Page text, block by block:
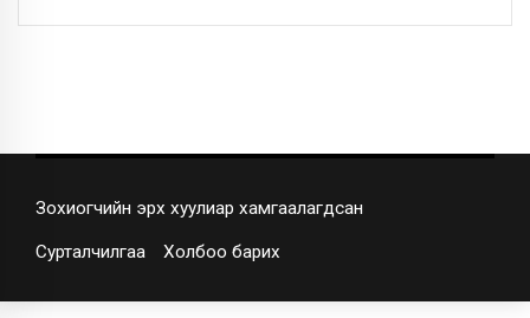
Зохиогчийн эрх хуулиар хамгаалагдсан
Сурталчилгаа Холбоо барих